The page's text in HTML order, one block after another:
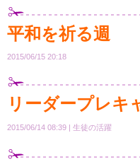
平和を祈る週
2015/06/15 20:18
リーダープレキ
2015/06/14 08:39 生徒の活躍